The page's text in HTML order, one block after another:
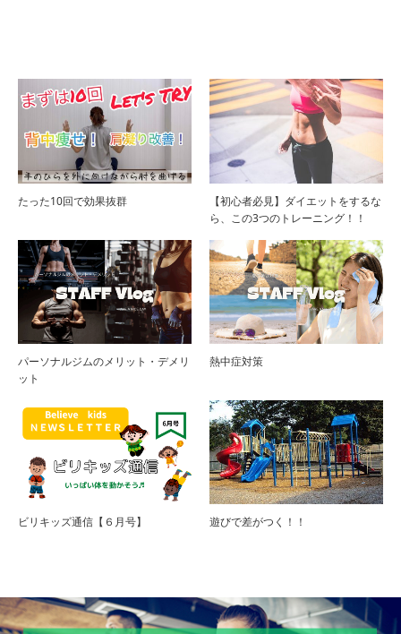
たった10回で効果抜群
【初心者必見】ダイエットをするな
ら、この3つのトレーニング！！
パーソナルジムのメリット・デメリ
ット
熱中症対策
ビリキッズ通信【６月号】 遊びで差がつく！！